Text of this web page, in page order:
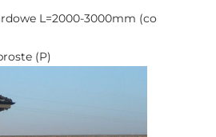
L=2000-3000mm (co
(P)